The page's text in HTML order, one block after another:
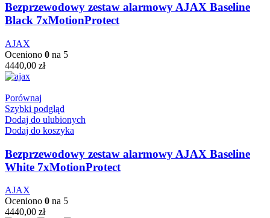
Bezprzewodowy zestaw alarmowy AJAX Baseline
Black 7xMotionProtect
AJAX
Oceniono 0 na 5
4440,00 zł
Porównaj
Szybki podgląd
Dodaj do ulubionych
Dodaj do koszyka
Bezprzewodowy zestaw alarmowy AJAX Baseline
White 7xMotionProtect
AJAX
Oceniono 0 na 5
4440,00 zł